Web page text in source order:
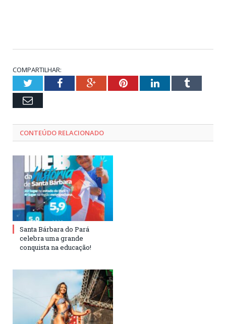
COMPARTILHAR:
TwitterFacebookGoogle+PinterestLinkedInTumblr
Email
CONTEÚDO RELACIONADO
Santa Bárbara do Pará
celebra uma grande
conquista na educação!